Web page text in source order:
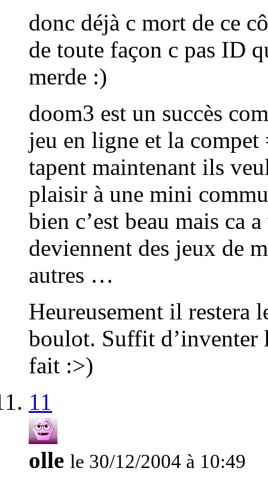
donc déjà c mort de ce
de toute façon c pas ID
merde :)
doom3 est un succès
jeu en ligne et la compet
tapent maintenant ils
plaisir à une mini
bien c’est beau mais ca
deviennent des jeux de
autres …
Heureusement il restera
boulot. Suffit d’inventer
fait :>)
11
olle le 30/12/2004 à 10:49